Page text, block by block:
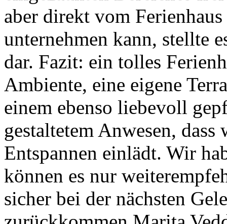
aber direkt vom
unternehmen kann, stellte
dar. Fazit: ein tolles
Ambiente, eine eigene
einem ebenso liebevoll
gestaltetem Anwesen,
Entspannen einlädt. Wir
können es nur
sicher bei der nächsten